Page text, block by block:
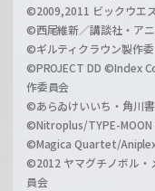
©2009,2011 ビックウエ
©西尾維新／講談社・ア
©ギルティクラウン製作
©PROJECT DD ©Index
作委員会
©あらゐけいいち・角川
©Nitroplus/TYPE-
©Magica Quartet/
©2012 ヤマグチノボル・
員会